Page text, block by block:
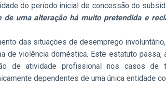
do período inicial de concessão do
de uma alteração há muito pretendida e
das situações de desemprego
de violência doméstica. Este estatuto
de atividade profissional nos casos de
dependentes de uma única entidade